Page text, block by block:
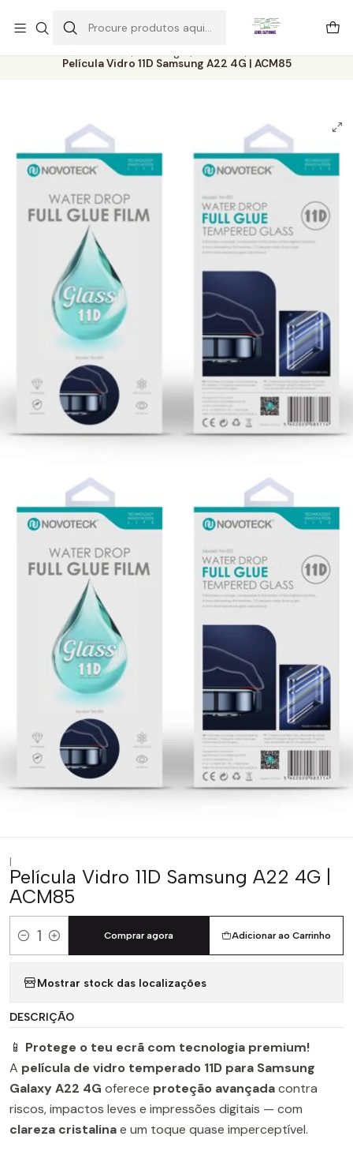
Início Catálogo
Películas
Película Vidro 11D Samsung A22 4G | ACM85
|
Película Vidro 11D Samsung A22 4G |
ACM85
Quantidade
Adicionar ao Carrinho
Comprar agora
Mostrar stock das localizações
DESCRIÇÃO
📱 Protege o teu ecrã com tecnologia premium!
A película de vidro temperado 11D para Samsung
Galaxy A22 4G oferece proteção avançadacontra
riscos, impactos leves e impressões digitais — com
clareza cristalinae um toque quase imperceptível.